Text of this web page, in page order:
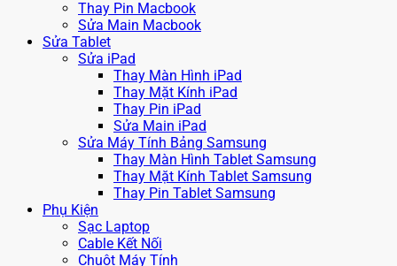
Thay Pin Macbook
Sửa Main Macbook
Sửa Tablet
Sửa iPad
Thay Màn Hình iPad
Thay Mặt Kính iPad
Thay Pin iPad
Sửa Main iPad
Sửa Máy Tính Bảng Samsung
Thay Màn Hình Tablet Samsung
Thay Mặt Kính Tablet Samsung
Thay Pin Tablet Samsung
Phụ Kiện
Sạc Laptop
Cable Kết Nối
Chuột Máy Tính